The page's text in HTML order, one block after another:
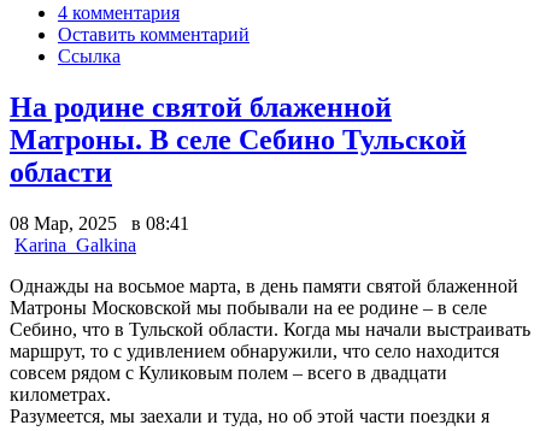
4 комментария
Оставить комментарий
Ссылка
На родине святой блаженной
Матроны. В селе Себино Тульской
области
08 Мар, 2025 в 08:41
Karina_Galkina
Однажды на восьмое марта, в день памяти святой блаженной
Матроны Московской мы побывали на ее родине – в селе
Себино, что в Тульской области. Когда мы начали выстраивать
маршрут, то с удивлением обнаружили, что село находится
совсем рядом с Куликовым полем – всего в двадцати
километрах.
Разумеется, мы заехали и туда, но об этой части поездки я